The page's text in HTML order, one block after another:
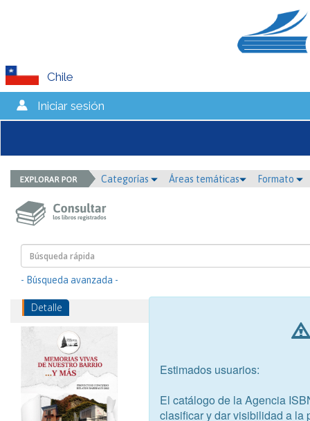
Chile
Iniciar sesión
Categorías Áreas temáticas Formato
- Búsqueda avanzada -
Detalle
Estimados usuarios:
El catálogo de la Agencia
clasificar y dar visibilidad a la